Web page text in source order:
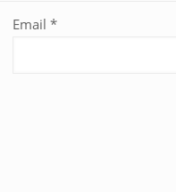
Email*